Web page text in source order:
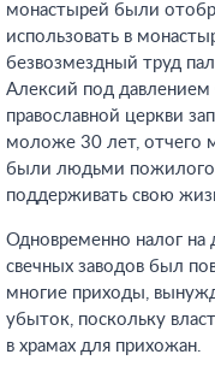
монастырей были
использовать в
безвозмездный труд
Алексий под давлением
православной церкви
моложе 30 лет, отчего
были людьми пожилого
поддерживать свою
Одновременно налог на
свечных заводов был
многие приходы,
убыток, поскольку
в храмах для прихожан.